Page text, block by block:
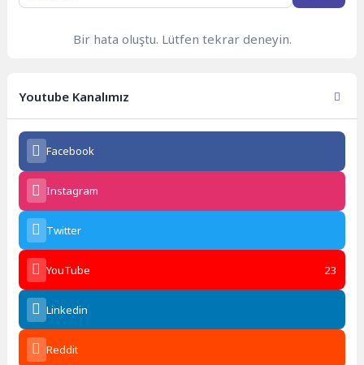
Bir hata oluştu. Lütfen tekrar deneyin.
Youtube Kanalımız
Facebook
Instagram
Twitter
YouTube 23
Linkedin
Reddit